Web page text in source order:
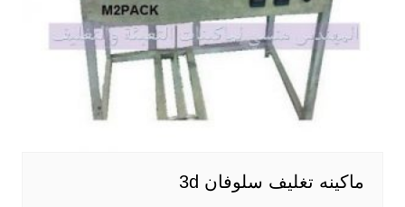
ماكينه تغليف سلوفان 3d